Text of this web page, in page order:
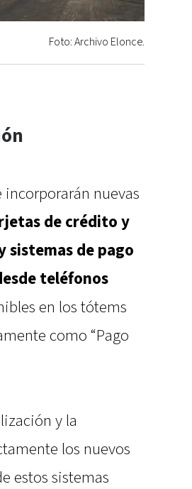
Foto: Archivo Elonce.
incorporarán nuevas
de crédito y
sistemas de pago
teléfonos
en los tótems
como “Pago
y la
los nuevos
estos sistemas